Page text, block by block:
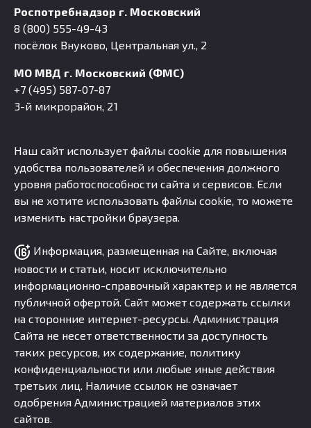
Роспотребнадзор г. Московский
8 (800) 555-49-43
посёлок Внуково, Центральная ул., 2
МО МВД г. Московский (ФМС)
+7 (495) 587-07-87
3-й микрорайон, 21
Наш сайт использует файлы cookie для повышения
удобства пользователей и обеспечения должного
уровня работоспособности сайта и сервисов. Если
вы не хотите использовать файлы cookie, то можете
изменить настройки браузера.
Информация, размещенная на Сайте, включая
новости и статьи, носит исключительно
информационно-справочный характер и не является
публичной офертой. Сайт может содержать ссылки
на сторонние интернет-ресурсы. Администрация
Сайта не несет ответственности за доступность
таких ресурсов, их содержание, политику
конфиденциальности или любые иные действия
третьих лиц. Наличие ссылок не означает
одобрения Администрацией материалов этих
сайтов.